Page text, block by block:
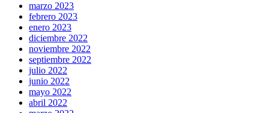
marzo 2023
febrero 2023
enero 2023
diciembre 2022
noviembre 2022
septiembre 2022
julio 2022
junio 2022
mayo 2022
abril 2022